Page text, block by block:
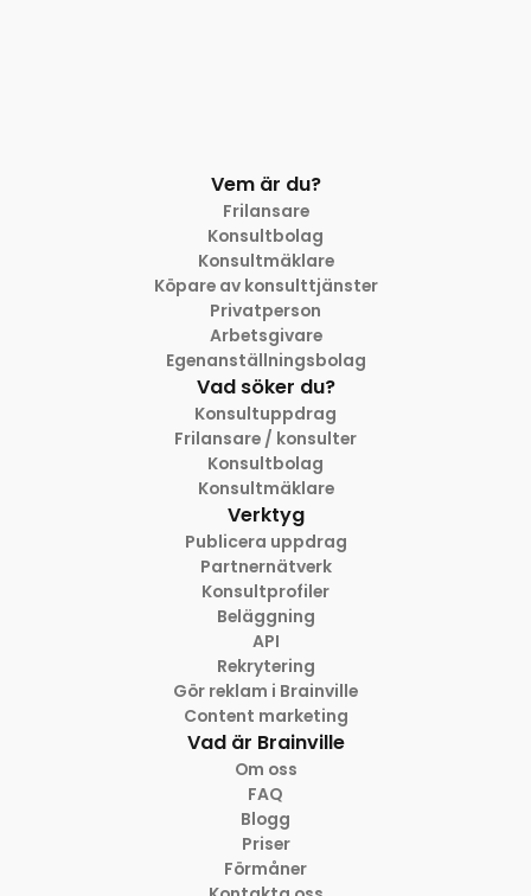
Vem är du?
Frilansare
Konsultbolag
Konsultmäklare
Köpare av konsulttjänster
Privatperson
Arbetsgivare
Egenanställningsbolag
Vad söker du?
Konsultuppdrag
Frilansare / konsulter
Konsultbolag
Konsultmäklare
Verktyg
Publicera uppdrag
Partnernätverk
Konsultprofiler
Beläggning
API
Rekrytering
Gör reklam i Brainville
Content marketing
Vad är Brainville
Om oss
FAQ
Blogg
Priser
Förmåner